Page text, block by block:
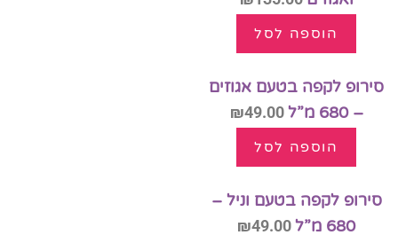
הוספה לסל
סירופ לקפה בטעם אגוזים
– 680 מ”ל
₪49.00
הוספה לסל
סירופ לקפה בטעם וניל –
680 מ”ל
₪49.00